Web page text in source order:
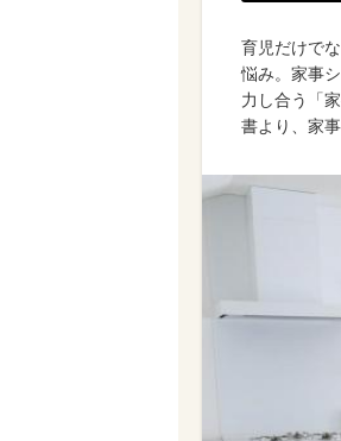
育児だけで
悩み。家事
力し合う「
書より、家